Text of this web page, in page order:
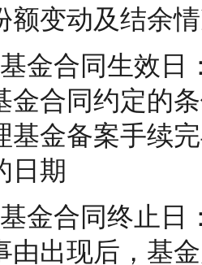
额变动及结余
金合同约定的
基金备案手续
日期
由出现后，基